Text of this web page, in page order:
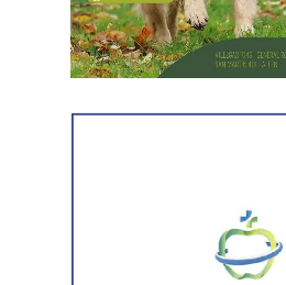
sospechosoy se llevaron
en el marco de la investigación.